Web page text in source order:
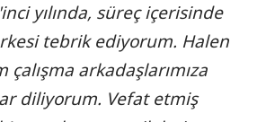
yılında, süreç içerisinde
tebrik ediyorum. Halen
arkadaşlarımıza
diliyorum. Vefat etmiş